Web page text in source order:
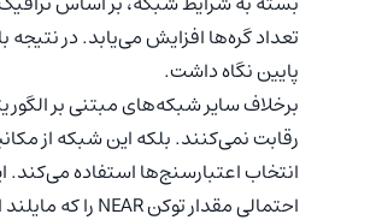
تعداد گره‌ها افزایش می‌یابد. در
پایین نگاه داشت.
برخلاف سایر شبکه‌های مبتنی بر
انتخاب اعتبارسنج‌ها استفاده می‌کند.